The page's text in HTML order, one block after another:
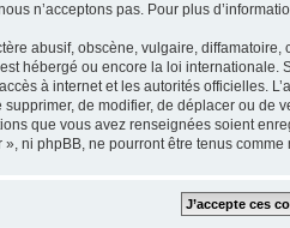
n’acceptons pas. Pour plus
abusif, obscène, vulgaire,
hébergé ou encore la loi
à internet et les autorités officielles.
de modifier, de déplacer ou de
que vous avez renseignées soient
ni phpBB, ne pourront être tenus